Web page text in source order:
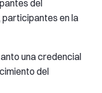
del
en la
una credencial
del